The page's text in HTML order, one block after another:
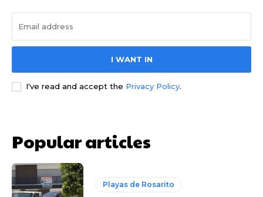
I WANT IN
I've read and accept the Privacy Policy.
Popular articles
Playas de Rosarito